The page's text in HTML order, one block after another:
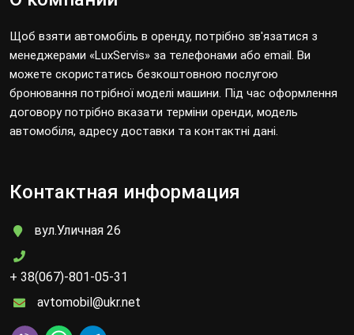
Щоб взяти автомобіль в оренду, потрібно зв'язатися з
менеджерами «LuxServis» за телефонами або email. Ви
можете скористатись безкоштовною послугою
бронювання потрібної моделі машини. Під час оформлення
договору потрібно вказати терміни оренди, модель
автомобіля, адресу доставки та контактні дані.
Контактная информация
вул.Уличная 26
+ 38(067)-801-05-31
avtomobil@ukr.net